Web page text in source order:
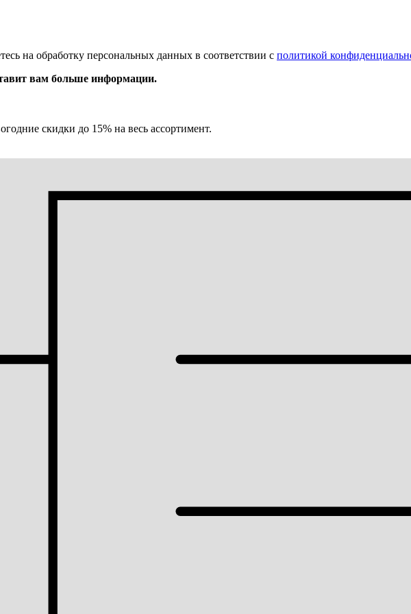
на обработку персональных данных в соответствии с политикой
вам больше информации.
скидки до 15% на весь ассортимент.